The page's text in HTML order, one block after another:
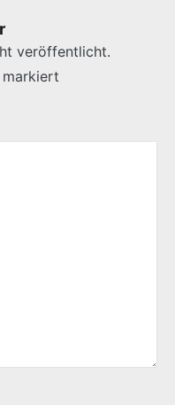
veröffentlicht.
markiert